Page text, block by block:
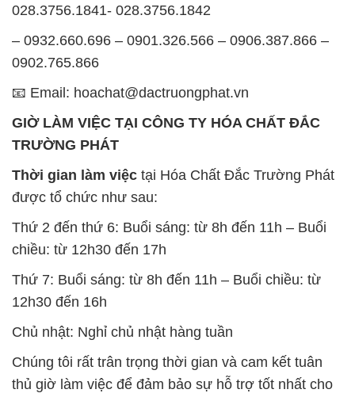
028.3756.1841- 028.3756.1842
– 0932.660.696 – 0901.326.566 – 0906.387.866 –
0902.765.866
📧 Email: hoachat@dactruongphat.vn
GIỜ LÀM VIỆC TẠI CÔNG TY HÓA CHẤT ĐẮC
TRƯỜNG PHÁT
Thời gian làm việc tại Hóa Chất Đắc Trường Phát
được tổ chức như sau:
Thứ 2 đến thứ 6: Buổi sáng: từ 8h đến 11h – Buổi
chiều: từ 12h30 đến 17h
Thứ 7: Buổi sáng: từ 8h đến 11h – Buổi chiều: từ
12h30 đến 16h
Chủ nhật: Nghỉ chủ nhật hàng tuần
Chúng tôi rất trân trọng thời gian và cam kết tuân
thủ giờ làm việc để đảm bảo sự hỗ trợ tốt nhất cho